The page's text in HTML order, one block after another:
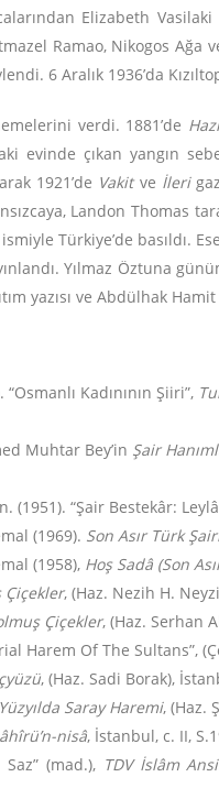
Elizabeth Vasilaki
Ramao, Nikogos Ağa
6 Aralık 1936’da
verdi. 1881’de
evinde çıkan yangın
1921’de Vakitve İleri
Landon Thomas
ismiyle Türkiye’de basıldı.
Yılmaz Öztuna
yazısı ve Abdülhak
Kadınının Şiiri”,
Muhtar Bey’in Şair
(1951). “Şair Bestekâr: Leylâ
(1969). Son Asır Türk
(1958), Hoş Sadâ (Son
Çiçekler, (Haz. Nezih H.
Çiçekler, (Haz. Serhan
Harem Of The Sultans”,
, (Haz. Sadi Borak),
Saray Haremi, (Haz.
nisâ, İstanbul, c. II,
(mad.), TDV İslâm